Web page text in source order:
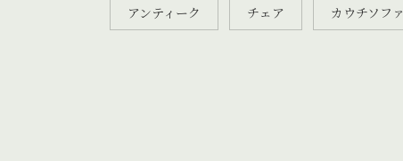
アンティーク チェア カウチソファ